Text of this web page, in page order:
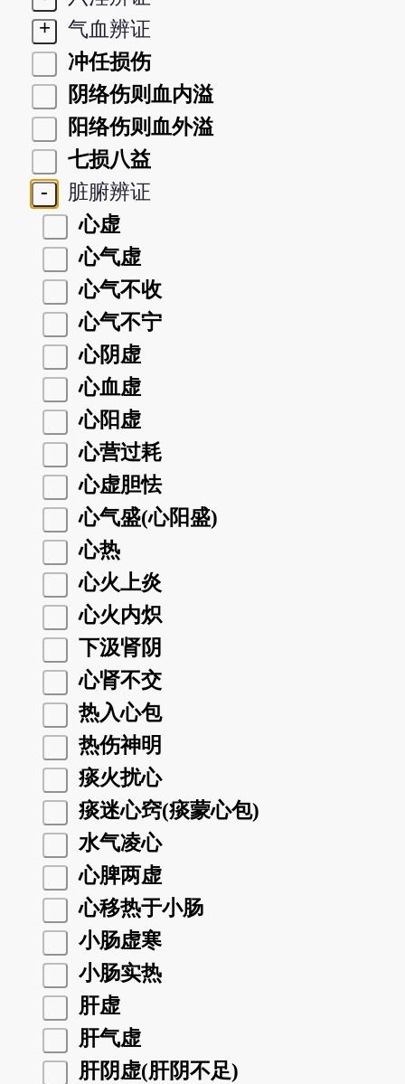
+
气血辨证
冲任损伤
阴络伤则血内溢
阳络伤则血外溢
七损八益
-
脏腑辨证
心虚
心气虚
心气不收
心气不宁
心阴虚
心血虚
心阳虚
心营过耗
心虚胆怯
心气盛(心阳盛)
心热
心火上炎
心火内炽
下汲肾阴
心肾不交
热入心包
热伤神明
痰火扰心
痰迷心窍(痰蒙心包)
水气凌心
心脾两虚
心移热于小肠
小肠虚寒
小肠实热
肝虚
肝气虚
肝阴虚(肝阴不足)